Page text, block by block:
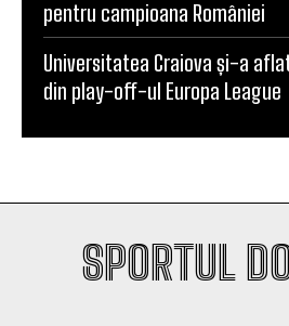
Scenariul – Conference
pentru campioana României
Universitatea Craiova și-a aflat
din play-off-ul Europa League